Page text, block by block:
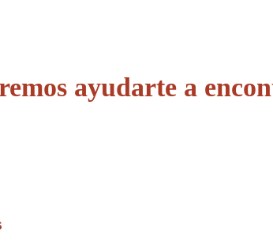
ayudarte a